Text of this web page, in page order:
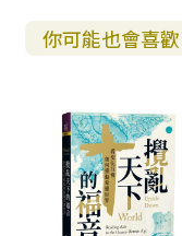
你可能也會喜歡